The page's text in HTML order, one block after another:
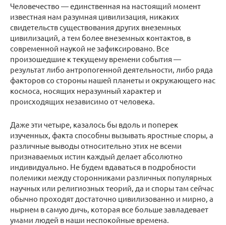
Человечество — единственная на настоящий момент
известная нам разумная цивилизация, никаких
свидетельств существования других внеземных
цивилизаций, а тем более внеземных контактов, в
современной наукой не зафиксировано. Все
произошедшие к текущему времени события —
результат либо антропогенной деятельности, либо ряда
факторов со стороны нашей планеты и окружающего нас
космоса, носящих неразумный характер и
происходящих независимо от человека.
Даже эти четыре, казалось бы вдоль и поперек
изученных, факта способны вызывать яростные споры, а
различные выводы относительно этих не всеми
признаваемых истин каждый делает абсолютно
индивидуально. Не будем вдаваться в подробности
полемики между сторонниками различных популярных
научных или религиозных теорий, да и споры там сейчас
обычно проходят достаточно цивилизованно и мирно, а
нырнем в самую дичь, которая все больше завладевает
умами людей в наши неспокойные времена.